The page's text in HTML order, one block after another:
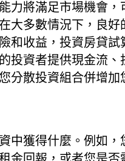
力將滿足市場機會
大多數情況下，良
和收益，投資房貸
投資者提供現金流
分散投資組合併增加
中獲得什麼。例如